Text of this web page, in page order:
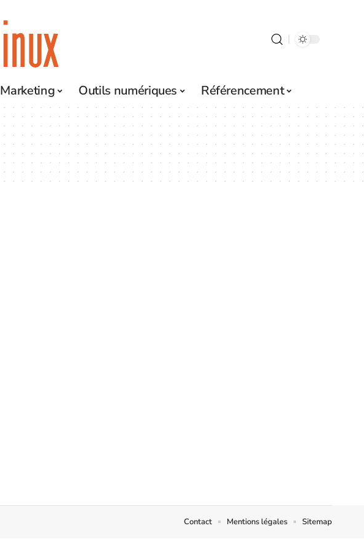
Marketing Outils numériques Référencement
Contact Mentions légales Sitemap